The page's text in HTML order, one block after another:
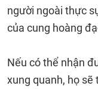
người ngoài thực
của cung hoàng
Nếu có thể nhận
xung quanh, họ sẽ